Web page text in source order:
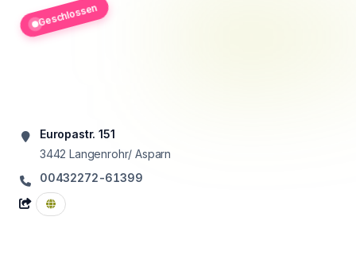
Geschlossen
Europastr. 151
3442 Langenrohr/ Asparn
00432272-61399